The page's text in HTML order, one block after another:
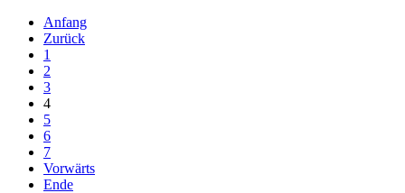
Anfang
Zurück
1
2
3
4
5
6
7
Vorwärts
Ende